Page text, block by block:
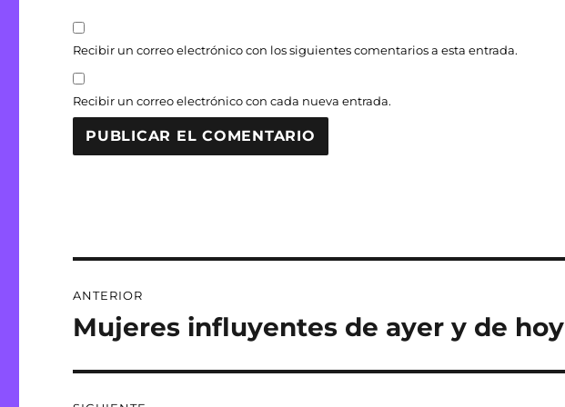
Recibir un correo electrónico con los siguientes comentarios a esta entrada.
Recibir un correo electrónico con cada nueva entrada.
de
ANTERIOR
Entrada
Mujeres influyentes de ayer y de hoy